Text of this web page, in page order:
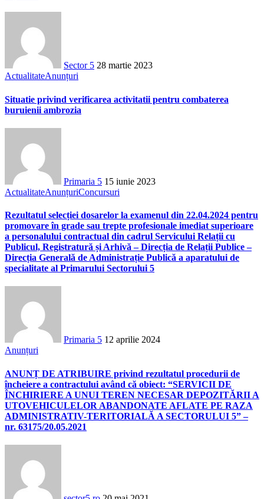
Sector 5 28 martie 2023
ActualitateAnunțuri
Situatie privind verificarea activitatii pentru combaterea
buruienii ambrozia
Primaria 5 15 iunie 2023
ActualitateAnunțuriConcursuri
Rezultatul selecției dosarelor la examenul din 22.04.2024 pentru
promovare în grade sau trepte profesionale imediat superioare
a personalului contractual din cadrul Servicului Relații cu
Publicul, Registratură și Arhivă – Direcția de Relații Publice –
Direcția Generală de Administrație Publică a aparatului de
specialitate al Primarului Sectorului 5
Primaria 5 12 aprilie 2024
Anunțuri
ANUNȚ DE ATRIBUIRE privind rezultatul procedurii de
încheiere a contractului având că obiect: “SERVICII DE
ÎNCHIRIERE A UNUI TEREN NECESAR DEPOZITĂRII A
UTOVEHICULELOR ABANDONATE AFLATE PE RAZA
ADMINISTRATIV-TERITORIALĂ A SECTORULUI 5” –
nr. 63175/20.05.2021